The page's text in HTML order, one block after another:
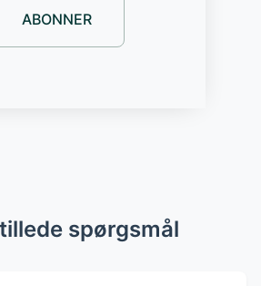
ABONNER
spørgsmål